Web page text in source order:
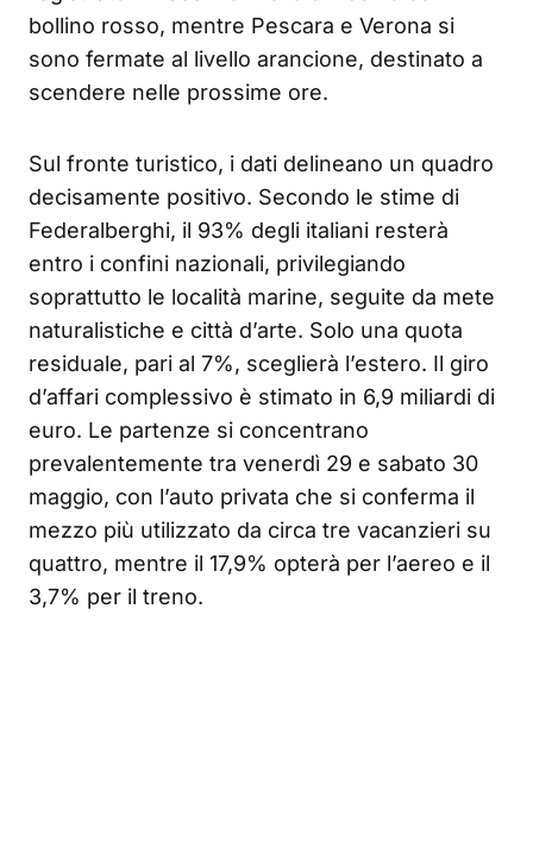
bollino rosso, mentre Pescara e Verona si
sono fermate al livello arancione, destinato a
scendere nelle prossime ore.
Sul fronte turistico, i dati delineano un quadro
decisamente positivo. Secondo le stime di
Federalberghi, il 93% degli italiani resterà
entro i confini nazionali, privilegiando
soprattutto le località marine, seguite da mete
naturalistiche e città d’arte. Solo una quota
residuale, pari al 7%, sceglierà l’estero. Il giro
d’affari complessivo è stimato in 6,9 miliardi di
euro. Le partenze si concentrano
prevalentemente tra venerdì 29 e sabato 30
maggio, con l’auto privata che si conferma il
mezzo più utilizzato da circa tre vacanzieri su
quattro, mentre il 17,9% opterà per l’aereo e il
3,7% per il treno.